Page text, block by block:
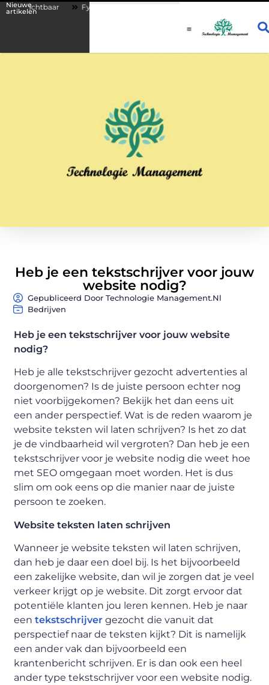
Nieuwe
artikelen Fysio Drachten: persoonlijke begeleiding bij lichamelijke
Heb je een tekstschrijver voor jouw
website nodig?
Gepubliceerd Door Technologie Management.nl
Bedrijven
Heb je een tekstschrijver voor jouw website
nodig?
Heb je alle tekstschrijver gezocht advertenties al
doorgenomen? Is de juiste persoon echter nog
niet voorbijgekomen? Bekijk het dan eens uit
een ander perspectief. Wat is de reden waarom je
website teksten wil laten schrijven? Is het zo dat
je de vindbaarheid wil vergroten? Dan heb je een
tekstschrijver voor je website nodig die weet hoe
met SEO omgegaan moet worden. Het is dus
slim om ook eens op die manier naar de juiste
persoon te zoeken.
Website teksten laten schrijven
Wanneer je website teksten wil laten schrijven,
dan heb je daar een doel bij. Is het bijvoorbeeld
een zakelijke website, dan wil je zorgen dat je veel
verkeer krijgt op je website. Dit zorgt ervoor dat
potentiële klanten jou leren kennen. Heb je naar
eentekstschrijver gezocht die vanuit dat
perspectief naar de teksten kijkt? Dit is namelijk
een ander vak dan bijvoorbeeld een
krantenbericht schrijven. Er is dan ook een heel
ander type tekstschrijver voor een website nodig.